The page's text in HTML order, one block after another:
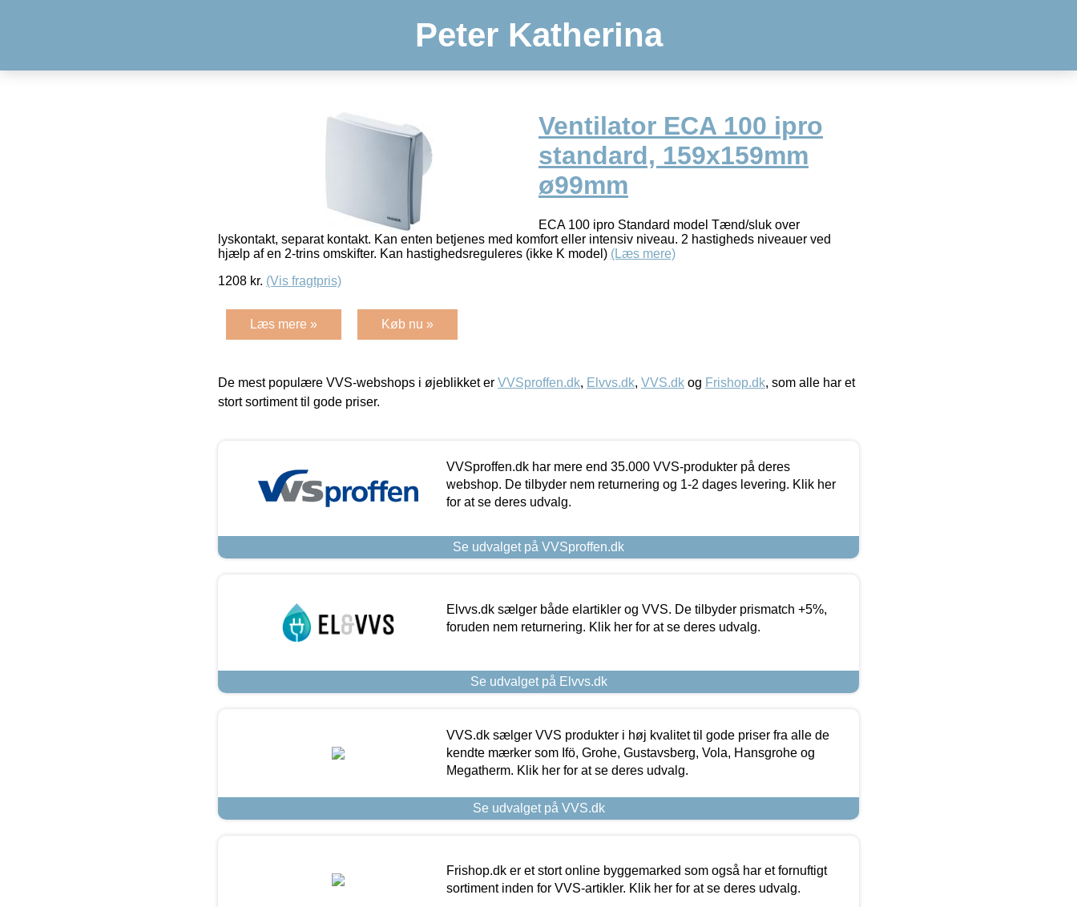
Peter Katherina
Ventilator ECA 100 ipro
standard, 159x159mm
ø99mm
ECA 100 ipro Standard model Tænd/sluk over
lyskontakt, separat kontakt. Kan enten betjenes med komfort eller intensiv niveau. 2 hastigheds niveauer ved
hjælp af en 2-trins omskifter. Kan hastighedsreguleres (ikke K model) (Læs mere)
1208 kr. (Vis fragtpris)
Læs mere » Køb nu »
De mest populære VVS-webshops i øjeblikket er VVSproffen.dk, Elvvs.dk, VVS.dk og Frishop.dk, som alle har et
stort sortiment til gode priser.
VVSproffen.dk har mere end 35.000 VVS-produkter på deres
webshop. De tilbyder nem returnering og 1-2 dages levering. Klik her
for at se deres udvalg.
Se udvalget på VVSproffen.dk
Elvvs.dk sælger både elartikler og VVS. De tilbyder prismatch +5%,
foruden nem returnering. Klik her for at se deres udvalg.
Se udvalget på Elvvs.dk
VVS.dk sælger VVS produkter i høj kvalitet til gode priser fra alle de
kendte mærker som Ifö, Grohe, Gustavsberg, Vola, Hansgrohe og
Megatherm. Klik her for at se deres udvalg.
Se udvalget på VVS.dk
Frishop.dk er et stort online byggemarked som også har et fornuftigt
sortiment inden for VVS-artikler. Klik her for at se deres udvalg.